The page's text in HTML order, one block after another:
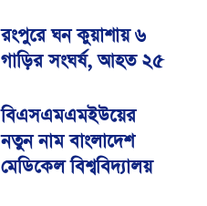
রংপুরে ঘন কুয়াশায় ৬
গাড়ির সংঘর্ষ, আহত ২৫
বিএসএমএমইউয়ের
নতুন নাম বাংলাদেশ
মেডিকেল বিশ্ববিদ্যালয়